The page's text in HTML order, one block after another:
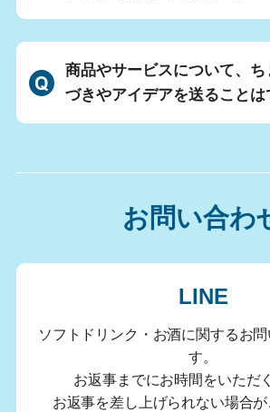
商品やサービスについて、
づきやアイデアを送ることは
お問い合わ
LINE
ソフトドリンク・お酒に関するお
す。
お返事までにお時間をいただ
お返事を差し上げられない場合が